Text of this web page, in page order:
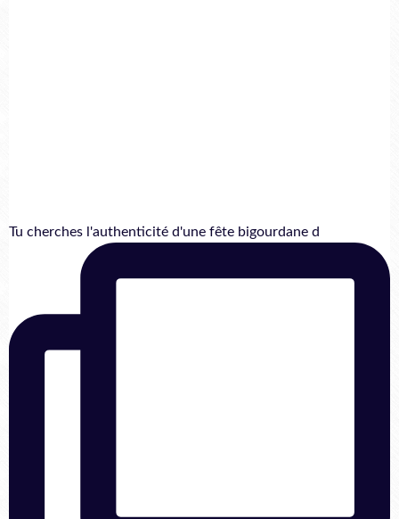
Tu cherches l'authenticité d'une fête bigourdane d